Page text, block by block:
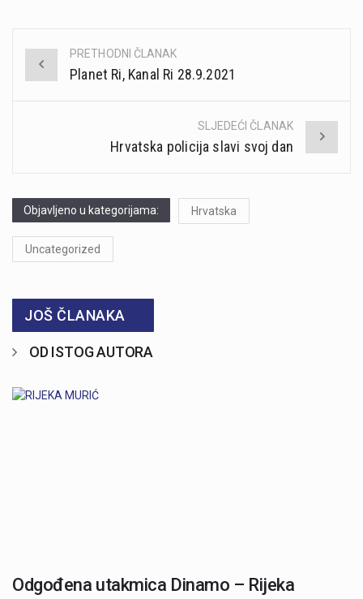
Post
PRETHODNI ČLANAK
Planet Ri, Kanal Ri 28.9.2021
SLJEDEĆI ČLANAK
Hrvatska policija slavi svoj dan
Objavljeno u kategorijama: Hrvatska
Uncategorized
JOŠ ČLANAKA
OD ISTOG AUTORA
Odgođena utakmica Dinamo – Rijeka